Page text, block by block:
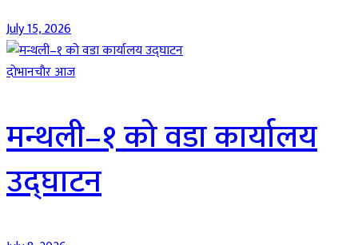
July 15, 2026
दाेभानचाैर आज
मन्थली–१ को वडा कार्यालय
उद्घाटन